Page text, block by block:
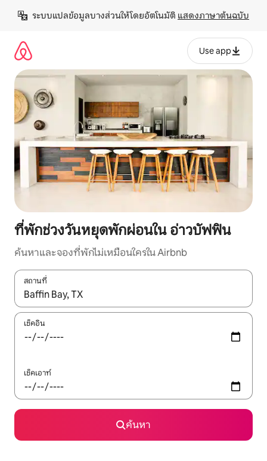
เนื้อหา
ระบบแปลข้อมูลบางส่วนให้โดยอัตโนมัติ แสดงภาษาต้นฉบับ
Use app
ที่พักช่วงวันหยุดพักผ่อนใน อ่าวบัฟฟิน
ค้นหาและจองที่พักไม่เหมือนใครใน Airbnb
สถานที่
ใช้ลูกศรขึ้นลง หรือใช้การสัมผัสหรือปัด เพื่อสำรวจผลการค้นหา
เช็คอิน
เช็คเอาท์
ค้นหา